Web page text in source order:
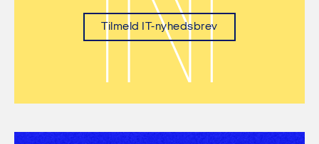
Tilmeld IT-nyhedsbrev